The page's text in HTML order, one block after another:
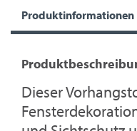
Produktinformationen
Dieser